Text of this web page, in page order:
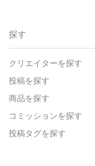
探す
クリエイターを探す
投稿を探す
商品を探す
コミッションを探す
投稿タグを探す